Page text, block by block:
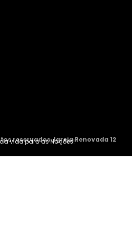
reservados. Igreja Renovada 12
vida para as Nações!